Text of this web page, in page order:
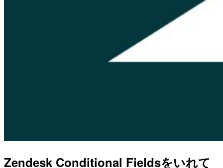
Zendesk Conditional Fieldsをいれて